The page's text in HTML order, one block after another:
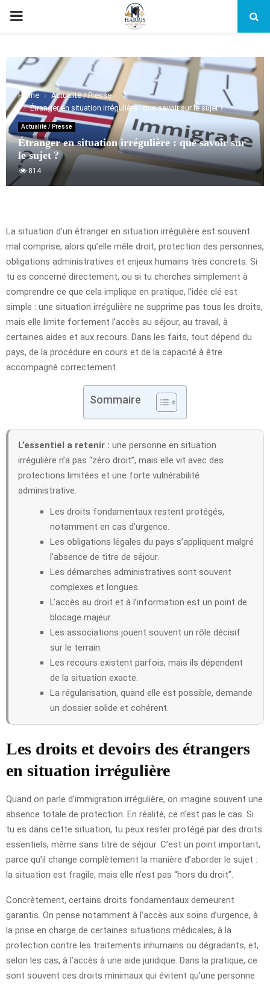
PRIMARY
Home
Actualité / Presse
Étranger en situation irrégulière : que savoir sur le sujet ?
Actualité / Presse
Étranger en situation irrégulière : que savoir sur
le sujet ?
814
La situation d’un étranger en situation irrégulière est souvent
mal comprise, alors qu’elle mêle droit, protection des personnes,
obligations administratives et enjeux humains très concrets. Si
tu es concerné directement, ou si tu cherches simplement à
comprendre ce que cela implique en pratique, l’idée clé est
simple : une situation irrégulière ne supprime pas tous les droits,
mais elle limite fortement l’accès au séjour, au travail, à
certaines aides et aux recours. Dans les faits, tout dépend du
pays, de la procédure en cours et de la capacité à être
accompagné correctement.
Sommaire
L’essentiel a retenir : une personne en situation
irrégulière n’a pas “zéro droit”, mais elle vit avec des
protections limitées et une forte vulnérabilité
administrative.
Les droits fondamentaux restent protégés,
notamment en cas d’urgence.
Les obligations légales du pays s’appliquent malgré
l’absence de titre de séjour.
Les démarches administratives sont souvent
complexes et longues.
L’accès au droit et à l’information est un point de
blocage majeur.
Les associations jouent souvent un rôle décisif
sur le terrain.
Les recours existent parfois, mais ils dépendent
de la situation exacte.
La régularisation, quand elle est possible, demande
un dossier solide et cohérent.
Les droits et devoirs des étrangers
en situation irrégulière
Quand on parle d’immigration irrégulière, on imagine souvent une
absence totale de protection. En réalité, ce n’est pas le cas. Si
tu es dans cette situation, tu peux rester protégé par des droits
essentiels, même sans titre de séjour. C’est un point important,
parce qu’il change complètement la manière d’aborder le sujet :
la situation est fragile, mais elle n’est pas “hors du droit”.
Concrètement, certains droits fondamentaux demeurent
garantis. On pense notamment à l’accès aux soins d’urgence, à
la prise en charge de certaines situations médicales, à la
protection contre les traitements inhumains ou dégradants, et,
selon les cas, à l’accès à une aide juridique. Dans la pratique, ce
sont souvent ces droits minimaux qui évitent qu’une personne